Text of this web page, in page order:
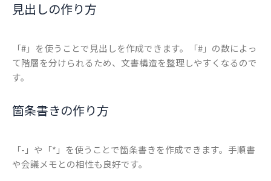
見出しの作り方
「#」を使うことで見出しを作成できます。「#」の数によっ
て階層を分けられるため、文書構造を整理しやすくなるので
す。
箇条書きの作り方
「-」や「*」を使うことで箇条書きを作成できます。手順書
や会議メモとの相性も良好です。